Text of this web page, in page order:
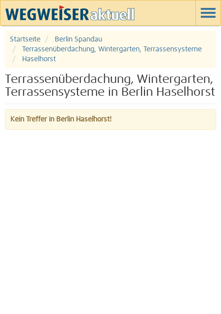
Startseite
Berlin Spandau
Terrassenüberdachung, Wintergarten, Terrassensysteme
Haselhorst
Terrassenüberdachung, Wintergarten,
Terrassensysteme in Berlin Haselhorst
Kein Treffer in Berlin Haselhorst!